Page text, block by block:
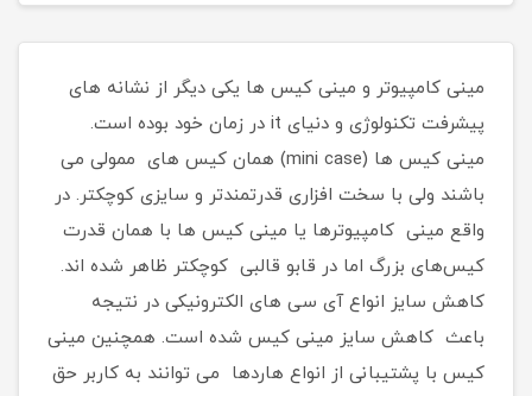
مینی کامپیوتر و مینی کیس ها یکی دیگر از نشانه های
پیشرفت تکنولوژی و دنیای it در زمان خود بوده است.
مینی کیس ها (mini case) همان کیس های ممولی می
باشند ولی با سخت افزاری قدرتمندتر و سایزی کوچکتر. در
واقع مینی کامپیوترها یا مینی کیس ها با همان قدرت
کیس‌های بزرگ اما در قابو قالبی کوچکتر ظاهر شده اند.
کاهش سایز انواع آی سی های الکترونیکی در نتیجه
باعث کاهش سایز مینی کیس شده است. همچنین مینی
کیس با پشتیبانی از انواع هاردها می توانند به کاربر حق